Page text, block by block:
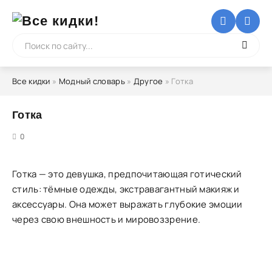
Все кидки » Модный словарь» Другое » Готка
Готка
0
Готка — это девушка, предпочитающая готический
стиль: тёмные одежды, экстравагантный макияж и
аксессуары. Она может выражать глубокие эмоции
через свою внешность и мировоззрение.